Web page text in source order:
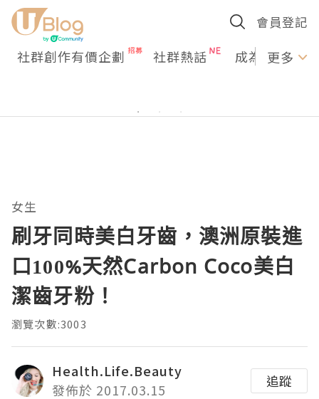
會員登記
社群創作有價企劃 社群熱話 成為U更多
女生
刷牙同時美白牙齒，澳洲原裝進
口100%天然Carbon Coco美白
潔齒牙粉！
瀏覽次數:3003
Health.Life.Beauty
發佈於 2017.03.15
追蹤